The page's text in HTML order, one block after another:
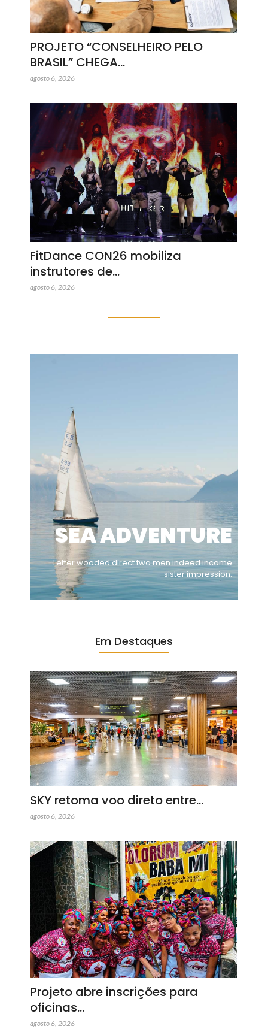
PROJETO “CONSELHEIRO PELO
BRASIL” CHEGA…
agosto 6, 2026
FitDance CON26 mobiliza
instrutores de…
agosto 6, 2026
SEA ADVENTURE
Letter wooded direct two men indeed income
sister impression.
Em Destaques
SKY retoma voo direto entre…
agosto 6, 2026
Projeto abre inscrições para
oficinas…
agosto 6, 2026